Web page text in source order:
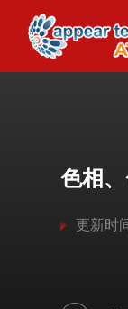
色相
更新时